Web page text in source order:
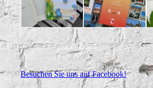
Besuchen Sie uns auf Facebook!